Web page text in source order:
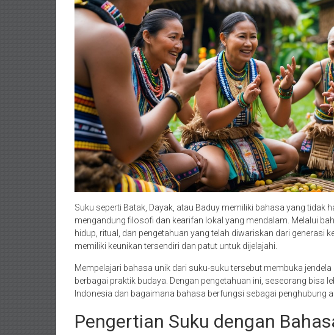
Suku seperti Batak, Dayak, atau Baduy memiliki bahasa yang tidak
mengandung filosofi dan kearifan lokal yang mendalam. Melalui
hidup, ritual, dan pengetahuan yang telah diwariskan dari generasi
memiliki keunikan tersendiri dan patut untuk dijelajahi.
Mempelajari bahasa unik dari suku-suku tersebut membuka
berbagai praktik budaya. Dengan pengetahuan ini, seseorang bisa
Indonesia dan bagaimana bahasa berfungsi sebagai penghubung
Pengertian Suku dengan